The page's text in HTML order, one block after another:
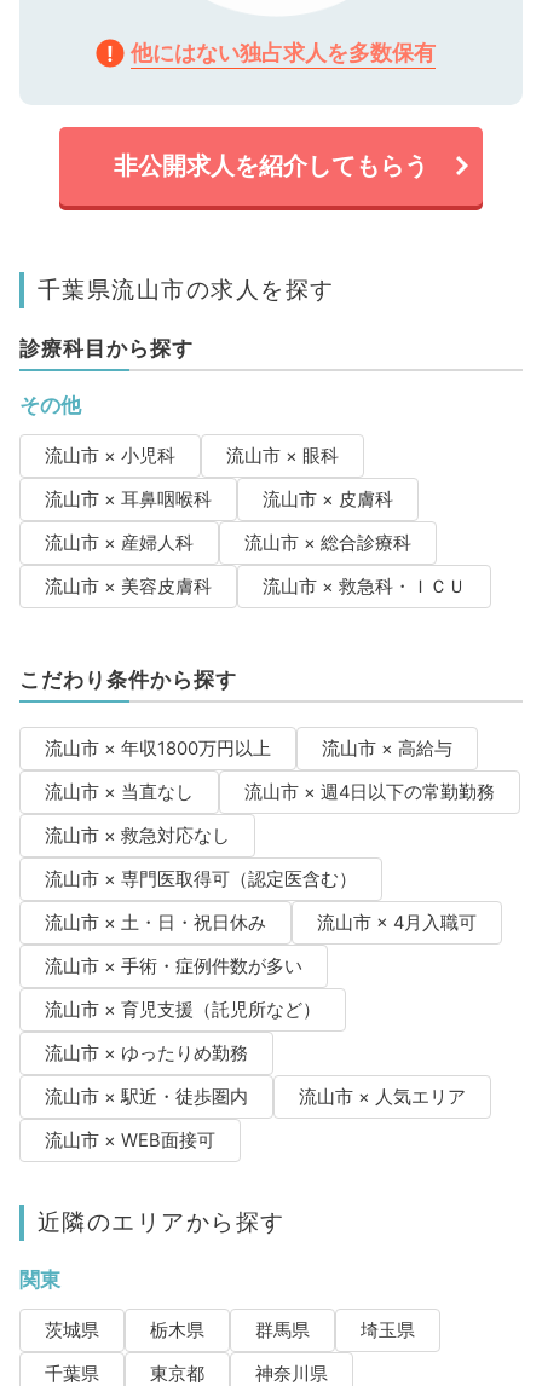
他にはない独占求人を多数保有
非公開求人を紹介してもらう
千葉県流山市の求人を探す
診療科目から探す
その他
流山市 × 小児科
流山市 × 眼科
流山市 × 耳鼻咽喉科
流山市 × 皮膚科
流山市 × 産婦人科
流山市 × 総合診療科
流山市 × 美容皮膚科
流山市 × 救急科・ＩＣＵ
こだわり条件から探す
流山市 × 年収1800万円以上
流山市 × 高給与
流山市 × 当直なし
流山市 × 週4日以下の常勤勤務
流山市 × 救急対応なし
流山市 × 専門医取得可（認定医含む）
流山市 × 土・日・祝日休み
流山市 × 4月入職可
流山市 × 手術・症例件数が多い
流山市 × 育児支援（託児所など）
流山市 × ゆったりめ勤務
流山市 × 駅近・徒歩圏内
流山市 × 人気エリア
流山市 × WEB面接可
近隣のエリアから探す
関東
茨城県 栃木県 群馬県
埼玉県
千葉県
東京都 神奈川県